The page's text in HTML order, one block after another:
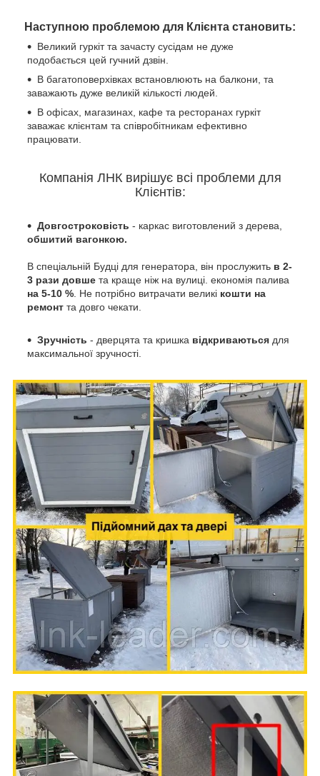
Наступною проблемою для Клієнта становить:
Великий гуркіт та зачасту сусідам не дуже
подобається цей гучний дзвін.
В багатоповерхівках встановлюють на балкони, та
заважають дуже великій кількості людей.
В офісах, магазинах, кафе та ресторанах гуркіт
заважає клієнтам та співробітникам ефективно
працювати.
Компанія ЛНК вирішує всі проблеми для
Клієнтів:
Довгостроковість - каркас виготовлений з дерева,
обшитий вагонкою.
В спеціальній Будці для генератора, він прослужить в 2-
3 рази довше та краще ніж на вулиці. економія палива
на 5-10 % . Не потрібно витрачати великі кошти на
ремонт та довго чекати.
Зручність - дверцята та кришка відкриваються для
максимальної зручності.